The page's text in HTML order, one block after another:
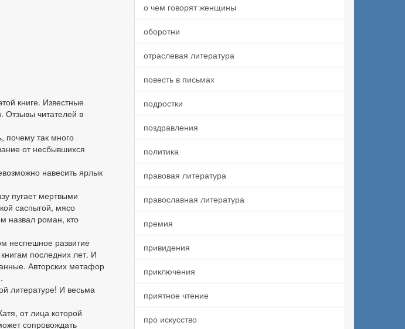
книге. Известные
Отзывы читателей в
почему так много
от несбывшихся
навесить ярлык
пугает мертвыми
саспыгой, мясо
назвал роман, кто
неспешное развитие
последних лет. И
Авторских метафор
литературе! И весьма
от лица которой
сопровождать
о чем говорят женщины
оборотни
отраслевая литература
повесть в письмах
подростки
поздравления
политика
правовая литература
православная литература
премия
привидения
приключения
приятное чтение
про искусство